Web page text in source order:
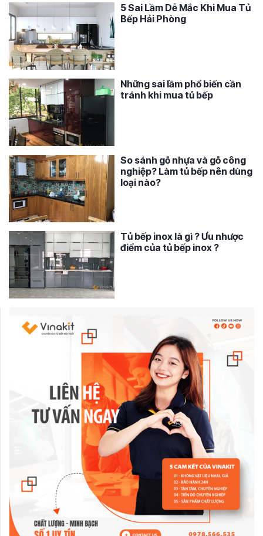
5 Sai Lầm Dễ Mắc Khi Mua Tủ
Bếp Hải Phòng
Những sai lầm phổ biến cần
tránh khi mua tủ bếp
So sánh gỗ nhựa và gỗ công
nghiệp? Làm tủ bếp nên dùng
loại nào?
Tủ bếp inox là gì ? Ưu nhược
điểm của tủ bếp inox ?